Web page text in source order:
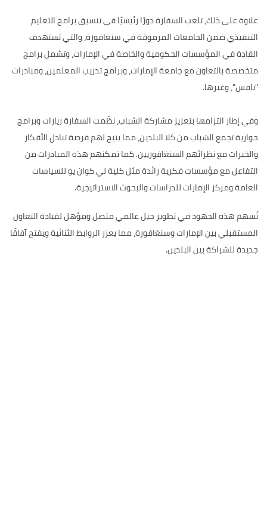
علاوة على ذلك، تلعب السفارة دورًا رئيسيًا في تنسيق برامج التعليم
التنفيذي ضمن الجامعات المرموقة في سنغافورة، والتي تستهدف
القادة في المؤسسات الحكومية والخاصة في الإمارات، وتشمل برامج
متخصصة بالتعاون مع جامعة الإمارات، وبرامج تدريب المعلمين، ومبادرات
"نافس"، وغيرها.
وفي إطار التزامها بتعزيز مشاركة الشباب، نظّمت السفارة زيارات وبرامج
حوارية تجمع الشباب من كلا البلدين، مما يتيح لهم فرصة تبادل الأفكار
والخبرات مع نظرائهم السنغافوريين. كما تمكنهم هذه المبادرات من
التفاعل مع مؤسسات فكرية رائدة مثل كلية لي كوان يو للسياسات
العامة ومركز الإمارات للدراسات والبحوث الاستراتيجية.
تُسهم هذه الجهود في تطوير جيل عالمي متصل ومؤهل لقيادة التعاون
المستقبلي بين الإمارات وسنغافورة، مما يعزز الروابط الثنائية ويفتح آفاقًا
جديدة للشراكة بين البلدين.